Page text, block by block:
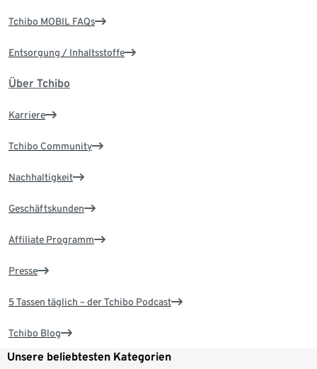
Tchibo MOBIL FAQs
Entsorgung / Inhaltsstoffe
Über Tchibo
Karriere
Tchibo Community
Nachhaltigkeit
Geschäftskunden
Affiliate Programm
Presse
5 Tassen täglich – der Tchibo Podcast
Tchibo Blog
Unsere beliebtesten Kategorien